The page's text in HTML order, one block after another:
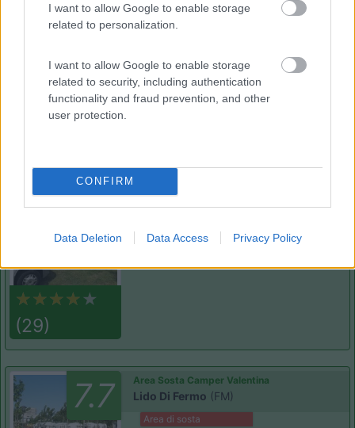
I want to allow Google to enable storage
related to personalization.
I want to allow Google to enable storage
related to security, including authentication
functionality and fraud prevention, and other
user protection.
CONFIRM
Data Deletion Data Access Privacy Policy
Camping La Medusa
Campeggio
7.7
(29)
Camping Village Bellamare
Campeggio
7.7 Area Sosta Camper Valentina
Lido Di Fermo (FM)
Area di sosta